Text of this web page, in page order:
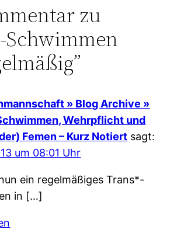
zu
Schwimmen
» Blog Archive »
Wehrpflicht und
Femen – Kurz Notiert sagt:
um 08:01 Uhr
ein regelmäßiges Trans*-
in […]